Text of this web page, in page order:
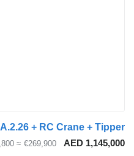
AED
€269,900
≈ $311,800